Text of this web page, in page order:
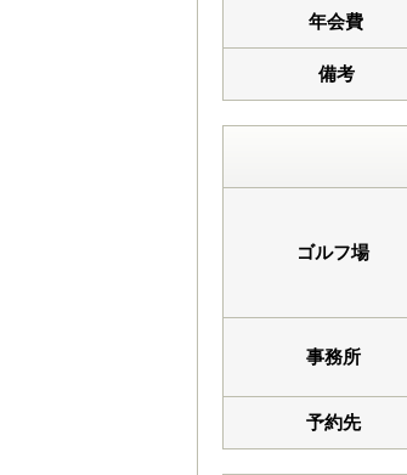
年会費
備考
ゴルフ場
事務所
予約先